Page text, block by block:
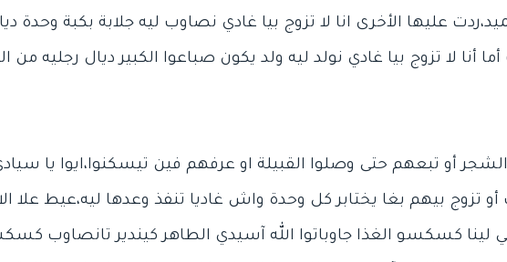
عليها الأخرى انا لا تزوج بيا غادي نصاوب ليه جلابة بكبة وحدة
أنا لا تزوج بيا غادي نولد ليه ولد يكون صباعوا الكبير ديال رجليه من
أو تبعهم حتى وصلوا القبيلة او عرفهم فين تيسكنوا،ايوا يا
تزوج بيهم بغا يختابر كل وحدة واش غاديا تنفذ وعدها ليه،عيط علا
لينا كسكسو الغذا جاوباتوا الله آسيدي الطاهر كيندير تانصاوب